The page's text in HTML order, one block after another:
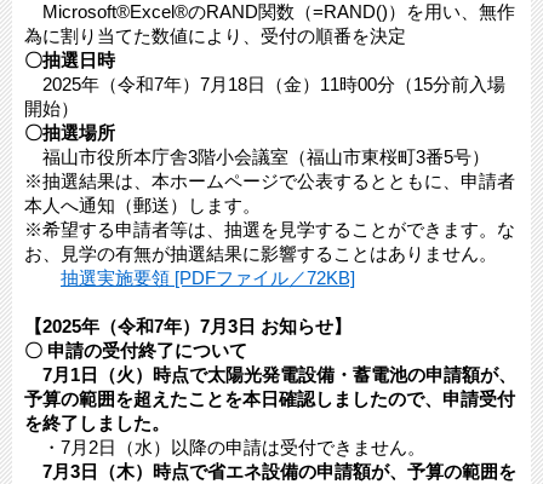
Microsoft®Excel®のRAND関数（=RAND()）を用い、無作
為に割り当てた数値により、受付の順番を決定
〇抽選日時
2025年（令和7年）7月18日（金）11時00分（15分前入場
開始）
〇抽選場所
福山市役所本庁舎3階小会議室（福山市東桜町3番5号）
※抽選結果は、本ホームページで公表するとともに、申請者
本人へ通知（郵送）します。
※希望する申請者等は、抽選を見学することができます。な
お、見学の有無が抽選結果に影響することはありません。
抽選実施要領 [PDFファイル／72KB]
【2025年（令和7年）7月3日 お知らせ】
〇 申請の受付終了について
7月1日（火）時点で太陽光発電設備・蓄電池の申請額が、
予算の範囲を超えたことを本日確認しましたので、申請受付
を終了しました。
・7月2日（水）以降の申請は受付できません。
7月3日（木）時点で省エネ設備の申請額が、予算の範囲を